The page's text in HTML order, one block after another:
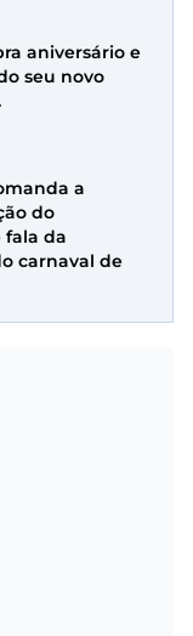
aniversário e
seu novo
a
do
fala da
carnaval de